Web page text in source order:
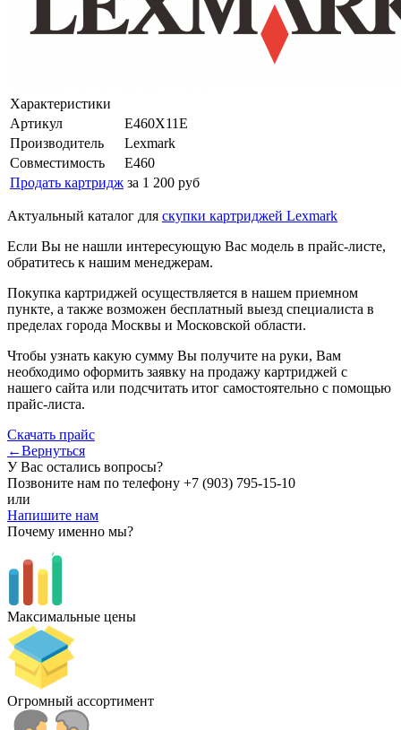
Характеристики
Артикул
E460X11E
Производитель
Lexmark
Совместимость
E460
Продать картридж за 1 200 руб
Актуальный каталог для скупки картриджей Lexmark
Если Вы не нашли интересующую Вас модель в прайс-листе,
обратитесь к нашим менеджерам.
Покупка картриджей осуществляется в нашем приемном
пункте, а также возможен бесплатный выезд специалиста в
пределах города Москвы и Московской области.
Чтобы узнать какую сумму Вы получите на руки, Вам
необходимо оформить заявку на продажу картриджей с
нашего сайта или подсчитать итог самостоятельно с помощью
прайс-листа.
Скачать прайс
←Вернуться
У Вас остались вопросы?
Позвоните нам по телефону +7 (903) 795-15-10
или
Напишите нам
Почему именно мы?
Максимальные цены
Огромный ассортимент